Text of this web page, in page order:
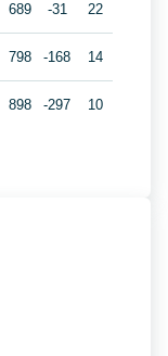
689 -31 22
798 -168 14
898 -297 10